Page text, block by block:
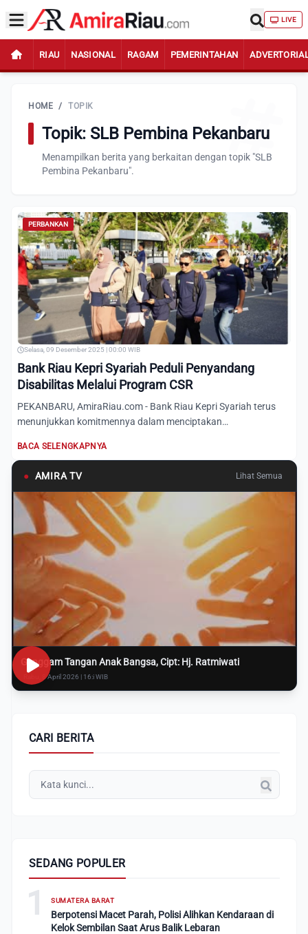
LIVE
RIAU NASIONAL RAGAM PEMERINTAHAN
HOME / TOPIK
Topik: SLB Pembina Pekanbaru
Menampilkan berita yang berkaitan dengan topik "SLB
Pembina Pekanbaru".
PERBANKAN
Selasa, 09 Desember 2025 | 00:00 WIB
Bank Riau Kepri Syariah Peduli Penyandang
Disabilitas Melalui Program CSR
PEKANBARU, AmiraRiau.com - Bank Riau Kepri Syariah terus
menunjukkan komitmennya dalam menciptakan
BACA SELENGKAPNYA
● AMIRA TV Lihat Semua
Genggam Tangan Anak Bangsa, Cipt: Hj. Ratmiwati
Rabu, 8 April 2026 | 16:i WIB
CARI BERITA
SEDANG POPULER
1 SUMATERA BARAT
Berpotensi Macet Parah, Polisi Alihkan Kendaraan di
Kelok Sembilan Saat Arus Balik Lebaran